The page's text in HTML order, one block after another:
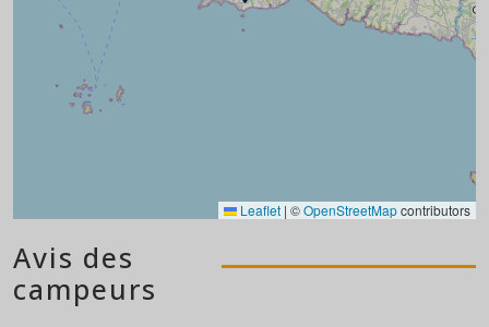
Leaflet | ©OpenStreetMapcontributors
Avis des
campeurs